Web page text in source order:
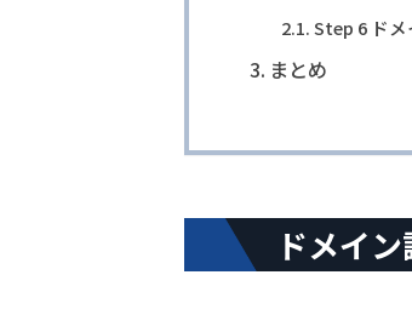
Step 6 ド
まとめ
ドメイ